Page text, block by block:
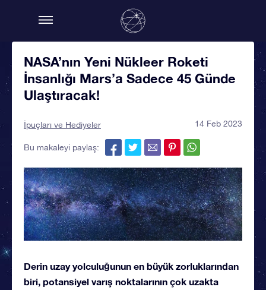
NASA’nın Yeni Nükleer Roketi
İnsanlığı Mars’a Sadece 45 Günde
Ulaştıracak!
İpuçları ve Hediyeler 14 Feb 2023
Bu makaleyi paylaş:
Derin uzay yolculuğunun en büyük zorluklarından
biri, potansiyel varış noktalarının çok uzakta